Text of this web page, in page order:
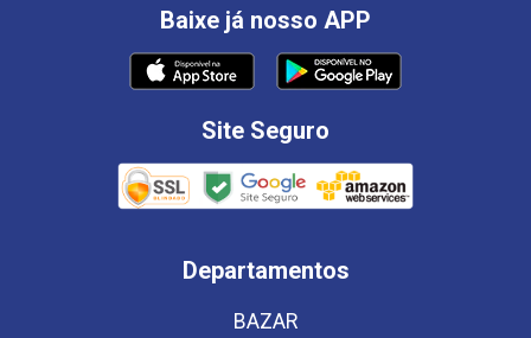
Baixe já nosso APP
Site Seguro
Departamentos
BAZAR